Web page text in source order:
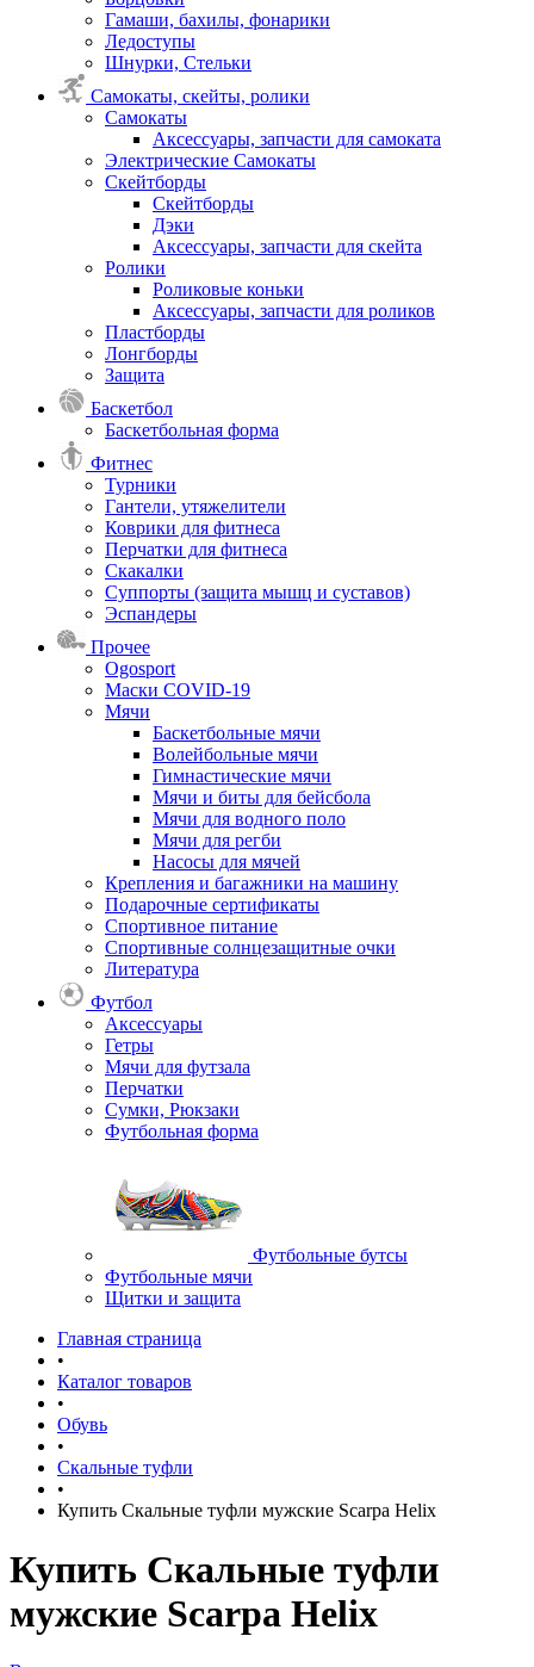
Гамаши, бахилы, фонарики
Ледоступы
Шнурки, Стельки
Самокаты, скейты, ролики
Самокаты
Аксессуары, запчасти для самоката
Электрические Самокаты
Скейтборды
Скейтборды
Дэки
Аксессуары, запчасти для скейта
Ролики
Роликовые коньки
Аксессуары, запчасти для роликов
Пластборды
Лонгборды
Защита
Баскетбол
Баскетбольная форма
Фитнес
Турники
Гантели, утяжелители
Коврики для фитнеса
Перчатки для фитнеса
Скакалки
Суппорты (защита мышц и суставов)
Эспандеры
Прочее
Ogosport
Маски COVID-19
Мячи
Баскетбольные мячи
Волейбольные мячи
Гимнастические мячи
Мячи и биты для бейсбола
Мячи для водного поло
Мячи для регби
Насосы для мячей
Крепления и багажники на машину
Подарочные сертификаты
Спортивное питание
Спортивные солнцезащитные очки
Литература
Футбол
Аксессуары
Гетры
Мячи для футзала
Перчатки
Сумки, Рюкзаки
Футбольная форма
Футбольные бутсы
Футбольные мячи
Щитки и защита
Главная страница
•
Каталог товаров
•
Обувь
•
Скальные туфли
•
Купить Скальные туфли мужские Scarpa Helix
Купить Скальные туфли
мужские Scarpa Helix